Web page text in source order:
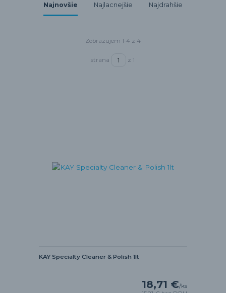
Najnovšie Najlacnejšie Najdrahšie
Zobrazujem 1-4 z 4
strana z 1
KAY Specialty Cleaner & Polish 1lt
18,71 €/ks